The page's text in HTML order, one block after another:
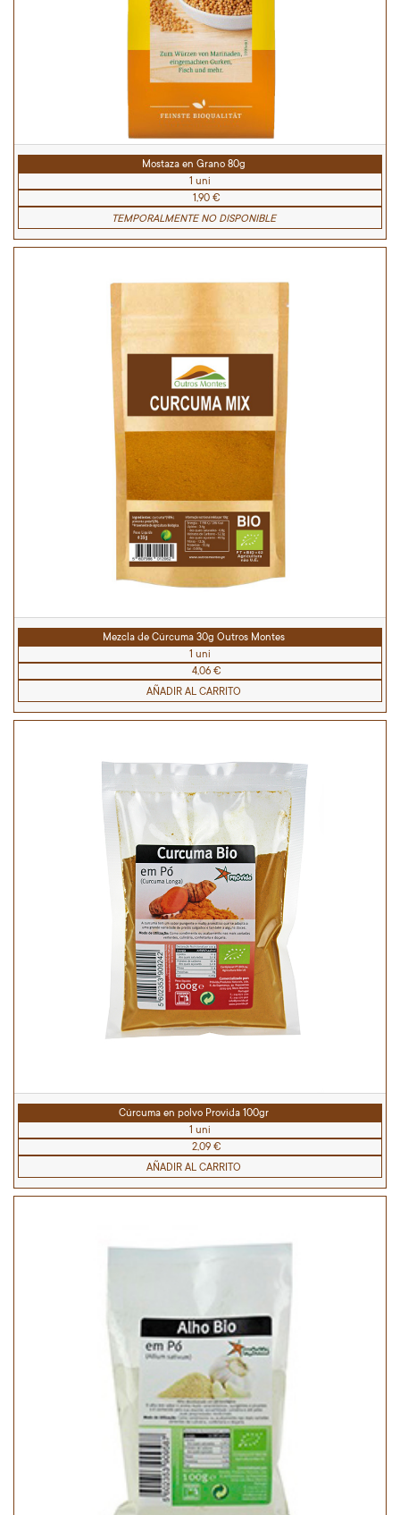
Mostaza en Grano 80g
1 uni
1,90 €
TEMPORALMENTE NO DISPONIBLE
Mezcla de Cúrcuma 30g Outros Montes
1 uni
4,06 €
AÑADIR AL CARRITO
Cúrcuma en polvo Provida 100gr
1 uni
2,09 €
AÑADIR AL CARRITO